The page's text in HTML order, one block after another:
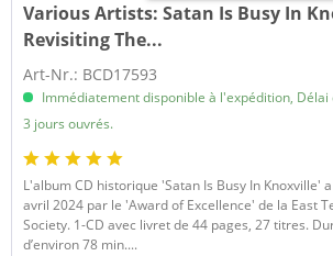
Various Artists:Satan Is Busy In
Revisiting The...
Art-Nr.: BCD17593
Immédiatement disponible à l'expédition,
3 jours ouvrés.
L'album CD historique 'Satan Is Busy In Knoxville'
avril 2024 par le 'Award of Excellence' de la East
Society. 1-CD avec livret de 44 pages, 27 titres.
d’environ 78 min....